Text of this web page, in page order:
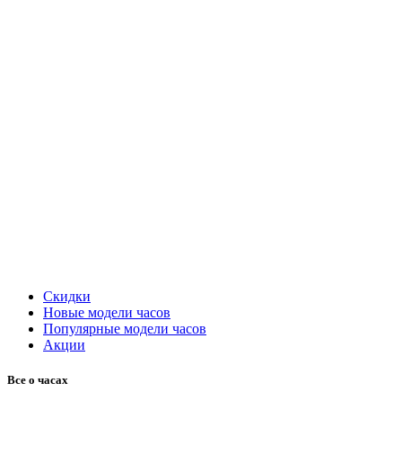
Скидки
Новые модели часов
Популярные модели часов
Акции
Все о часах